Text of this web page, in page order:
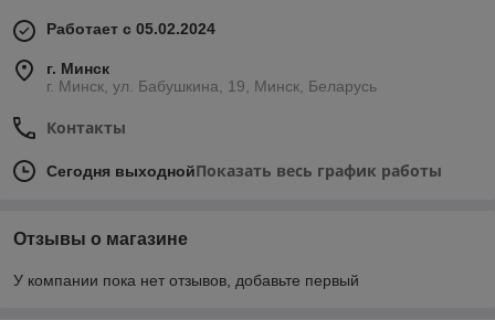
Работает с 05.02.2024
г. Минск
г. Минск, ул. Бабушкина, 19, Минск, Беларусь
Контакты
Сегодня выходнойПоказать весь график работы
Отзывы о магазине
У компании пока нет отзывов, добавьте первый